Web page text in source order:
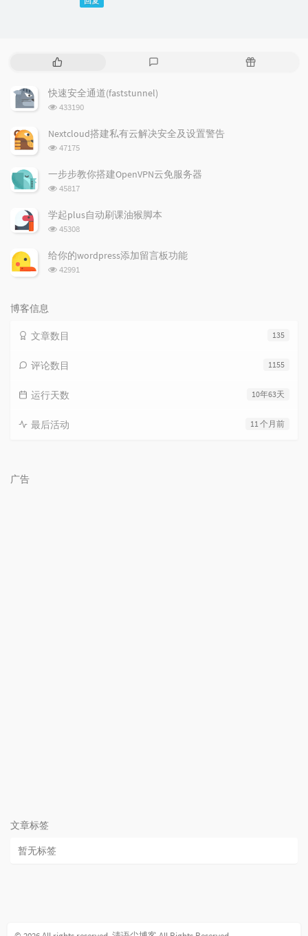
热
文
章
随
快速安全通道(faststunnel)
浏
次
433190
Nextcloud搭建私有云解决安全及设置警告
浏
次
数:
47175
一步步教你搭建OpenVPN云免服务器
浏
次
数:
45817
学起plus自动刷课油猴脚本
浏
次
数:
45308
给你的wordpress添加留言板功能
浏
42991
博客信息
135
文章数目
1155
评论数目
10年63天
运行天数
11 个月前
最后活动
广告
文章标签
暂无标签